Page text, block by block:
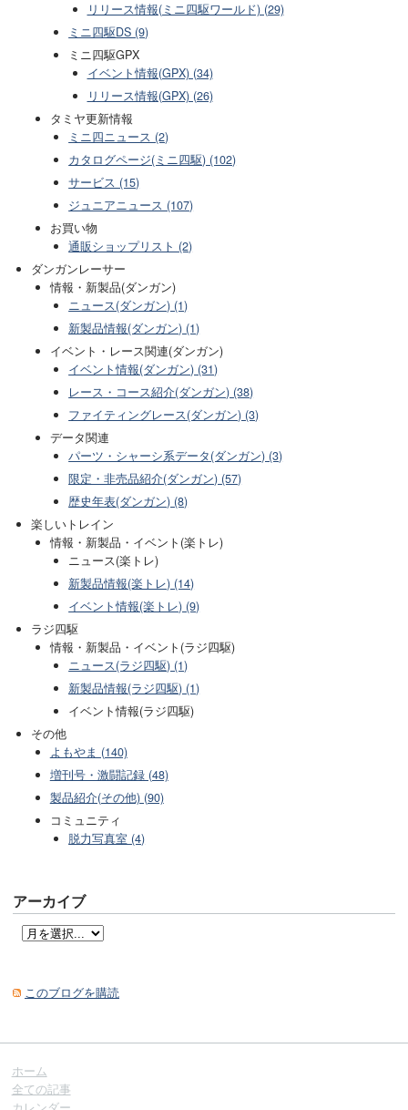
リリース情報(ミニ四駆ワールド) (29)
ミニ四駆DS (9)
ミニ四駆GPX
イベント情報(GPX) (34)
リリース情報(GPX) (26)
タミヤ更新情報
ミニ四ニュース (2)
カタログページ(ミニ四駆) (102)
サービス (15)
ジュニアニュース (107)
お買い物
通販ショップリスト (2)
ダンガンレーサー
情報・新製品(ダンガン)
ニュース(ダンガン) (1)
新製品情報(ダンガン) (1)
イベント・レース関連(ダンガン)
イベント情報(ダンガン) (31)
レース・コース紹介(ダンガン) (38)
ファイティングレース(ダンガン) (3)
データ関連
パーツ・シャーシ系データ(ダンガン) (3)
限定・非売品紹介(ダンガン) (57)
歴史年表(ダンガン) (8)
楽しいトレイン
情報・新製品・イベント(楽トレ)
ニュース(楽トレ)
新製品情報(楽トレ) (14)
イベント情報(楽トレ) (9)
ラジ四駆
情報・新製品・イベント(ラジ四駆)
ニュース(ラジ四駆) (1)
新製品情報(ラジ四駆) (1)
イベント情報(ラジ四駆)
その他
よもやま (140)
増刊号・激闘記録 (48)
製品紹介(その他) (90)
コミュニティ
脱力写真室 (4)
アーカイブ
このブログを購読
ホーム
全ての記事